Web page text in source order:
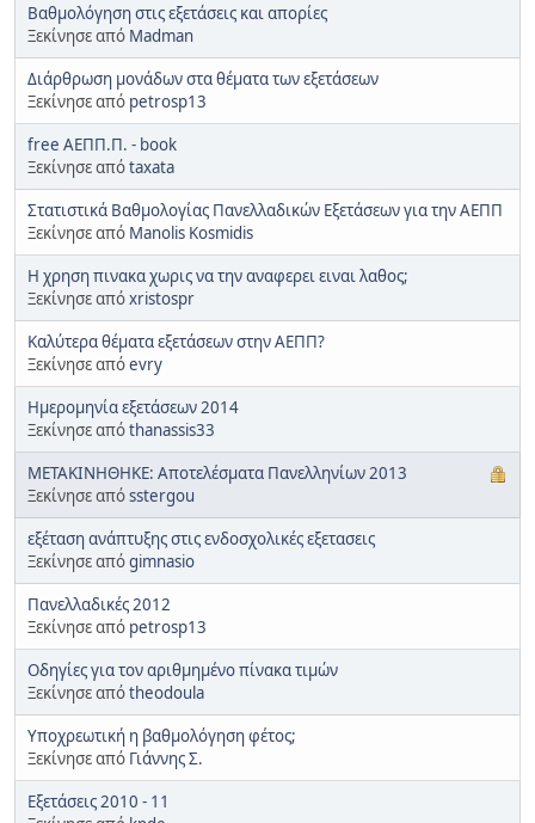
Βαθμολόγηση στις εξετάσεις και απορίες
Ξεκίνησε από Madman
Διάρθρωση μονάδων στα θέματα των εξετάσεων
Ξεκίνησε από petrosp13
free ΑΕΠΠ.Π. - book
Ξεκίνησε απόtaxata
Στατιστικά Βαθμολογίας Πανελλαδικών Εξετάσεων για την ΑΕΠΠ
Ξεκίνησε από Manolis Kosmidis
Η χρηση πινακα χωρις να την αναφερει ειναι λαθος;
Ξεκίνησε απόxristospr
Καλύτερα θέματα εξετάσεων στην ΑΕΠΠ?
Ξεκίνησε απόevry
Ημερομηνία εξετάσεων 2014
Ξεκίνησε απόthanassis33
ΜΕΤΑΚΙΝΗΘΗΚΕ: Αποτελέσματα Πανελληνίων 2013
Ξεκίνησε απόsstergou
εξέταση ανάπτυξης στις ενδοσχολικές εξετασεις
Ξεκίνησε απόgimnasio
Πανελλαδικές 2012
Ξεκίνησε από petrosp13
Οδηγίες για τον αριθμημένο πίνακα τιμών
Ξεκίνησε απόtheodoula
Υποχρεωτική η βαθμολόγηση φέτος;
Ξεκίνησε από Γιάννης Σ.
Εξετάσεις 2010 - 11